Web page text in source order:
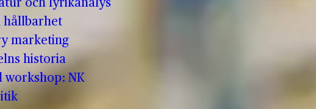
och lyrikanalys
hållbarhet
marketing
historia
workshop: NK